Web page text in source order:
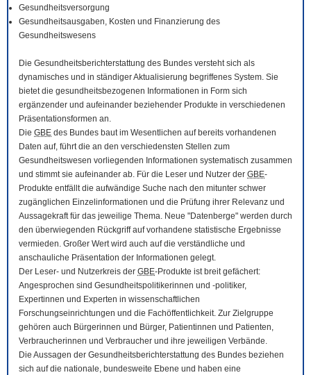
Gesundheitsversorgung
Gesundheitsausgaben, Kosten und Finanzierung des
Gesundheitswesens
Die Gesundheitsberichterstattung des Bundes versteht sich als
dynamisches und in ständiger Aktualisierung begriffenes System. Sie
bietet die gesundheitsbezogenen Informationen in Form sich
ergänzender und aufeinander beziehender Produkte in verschiedenen
Präsentationsformen an.
Die GBE des Bundes baut im Wesentlichen auf bereits vorhandenen
Daten auf, führt die an den verschiedensten Stellen zum
Gesundheitswesen vorliegenden Informationen systematisch zusammen
und stimmt sie aufeinander ab. Für die Leser und Nutzer der GBE-
Produkte entfällt die aufwändige Suche nach den mitunter schwer
zugänglichen Einzelinformationen und die Prüfung ihrer Relevanz und
Aussagekraft für das jeweilige Thema. Neue "Datenberge" werden durch
den überwiegenden Rückgriff auf vorhandene statistische Ergebnisse
vermieden. Großer Wert wird auch auf die verständliche und
anschauliche Präsentation der Informationen gelegt.
Der Leser- und Nutzerkreis der GBE-Produkte ist breit gefächert:
Angesprochen sind Gesundheitspolitikerinnen und -politiker,
Expertinnen und Experten in wissenschaftlichen
Forschungseinrichtungen und die Fachöffentlichkeit. Zur Zielgruppe
gehören auch Bürgerinnen und Bürger, Patientinnen und Patienten,
Verbraucherinnen und Verbraucher und ihre jeweiligen Verbände.
Die Aussagen der Gesundheitsberichterstattung des Bundes beziehen
sich auf die nationale, bundesweite Ebene und haben eine